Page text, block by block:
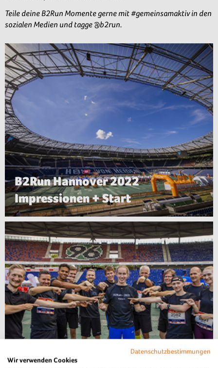
Teile deine B2Run Momente gerne mit #gemeinsamaktiv in den
sozialen Medien und tagge @b2run.
B2Run Hannover 2022
Impressionen + Start
B2Run Hannover 2022
Datenschutzbestimmungen
Wir verwenden Cookies